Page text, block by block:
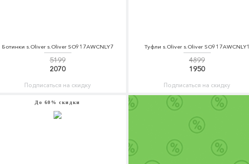
Ботинки s.Oliver s.Oliver SO917AWCNLY7
5199
2070
Подписаться на скидку
Туфли s.Oliver s.Oliver SO917AWCNLY1
4899
1950
Подписаться на скидку
До 60% скидки